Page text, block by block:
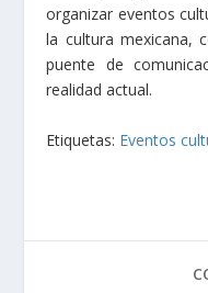
organizar eventos
la cultura mexicana,
puente de
realidad actual.
Etiquetas: Eventos